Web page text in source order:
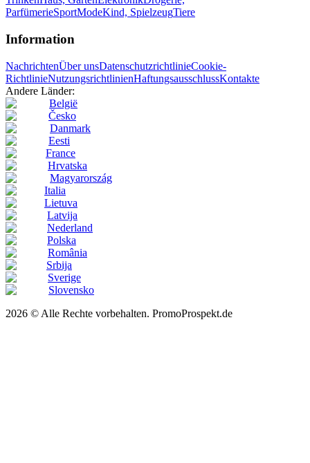
ParfümerieSportModeKind, SpielzeugTiere
Information
NachrichtenÜber unsDatenschutzrichtlinieCookie-
RichtlinieNutzungsrichtlinienHaftungsausschlussKontakte
Andere Länder:
België
Česko
Danmark
Eesti
France
Hrvatska
Magyarország
Italia
Lietuva
Latvija
Nederland
Polska
România
Srbija
Sverige
Slovensko
2026 © Alle Rechte vorbehalten. PromoProspekt.de